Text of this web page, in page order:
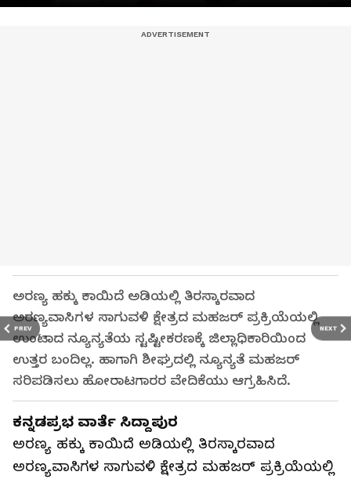
PREV NEXT
ಅರಣ್ಯ ಹಕ್ಕು ಕಾಯಿದೆ ಅಡಿಯಲ್ಲಿ ತಿರಸ್ಕಾರವಾದ
ಅರಣ್ಯವಾಸಿಗಳ ಸಾಗುವಳಿ ಕ್ಷೇತ್ರದ ಮಹಜರ್ ಪ್ರಕ್ರಿಯೆಯಲ್ಲಿ
ಉಂಟಾದ ನ್ಯೂನ್ಯತೆಯ ಸ್ಟಷ್ಟೀಕರಣಕ್ಕೆ ಜಿಲ್ಲಾಧಿಕಾರಿಯಿಂದ
ಉತ್ತರ ಬಂದಿಲ್ಲ. ಹಾಗಾಗಿ ಶೀಘ್ರದಲ್ಲಿ ನ್ಯೂನ್ಯತೆ ಮಹಜರ್
ಸರಿಪಡಿಸಲು ಹೋರಾಟಗಾರರ ವೇದಿಕೆಯು ಆಗ್ರಹಿಸಿದೆ.
ಕನ್ನಡಪ್ರಭ ವಾರ್ತೆ ಸಿದ್ದಾಪುರ
ಅರಣ್ಯ ಹಕ್ಕು ಕಾಯಿದೆ ಅಡಿಯಲ್ಲಿ ತಿರಸ್ಕಾರವಾದ
ಅರಣ್ಯವಾಸಿಗಳ ಸಾಗುವಳಿ ಕ್ಷೇತ್ರದ ಮಹಜರ್ ಪ್ರಕ್ರಿಯೆಯಲ್ಲಿ